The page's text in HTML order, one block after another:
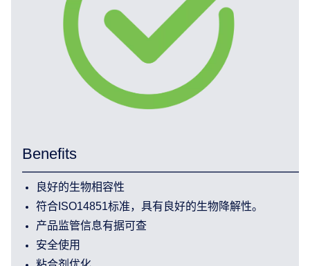
Benefits
良好的生物相容性
符合ISO14851标准，具有良好的生物降解性。
产品监管信息有据可查
安全使用